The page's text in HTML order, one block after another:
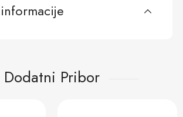
Dodatni Pribor